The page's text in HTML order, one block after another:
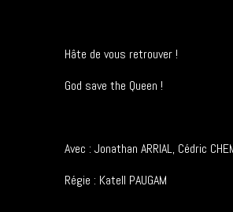
Hâte de vous retrouver !
God save the Queen !
Avec : Jonathan ARRIAL, Cédric
Régie : Katell PAUGAM